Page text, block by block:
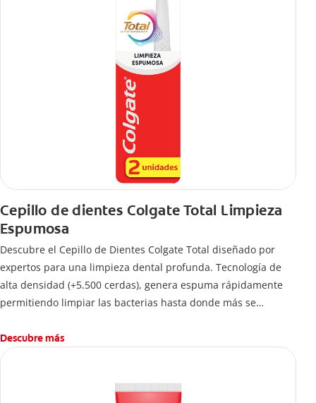
Cepillo de dientes Colgate Total Limpieza
Espumosa
Descubre el Cepillo de Dientes Colgate Total diseñado por
expertos para una limpieza dental profunda. Tecnología de
alta densidad (+5.500 cerdas), genera espuma rápidamente
permitiendo limpiar las bacterias hasta donde más se
Descubre más